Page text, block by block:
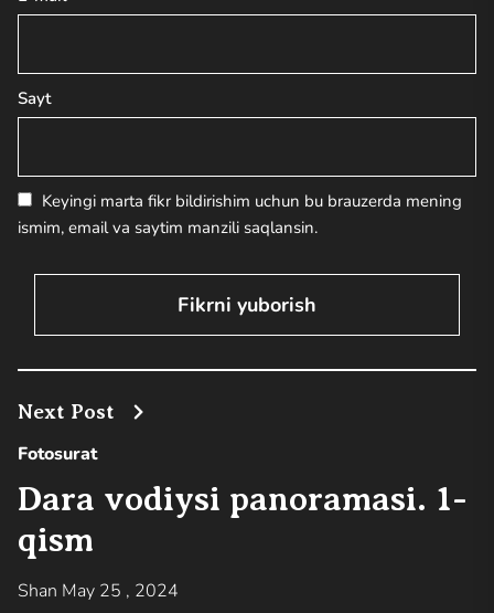
Sayt
Keyingi marta fikr bildirishim uchun bu brauzerda mening
ismim, email va saytim manzili saqlansin.
Next Post
Fotosurat
Dara vodiysi panoramasi. 1-
qism
Shan May 25 , 2024